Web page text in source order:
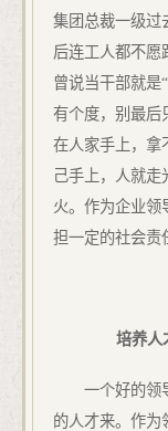
集团总裁一级过
后连工人都不愿
曾说当干部就是
有个度，别最后
在人家手上，拿
己手上，人就走
火。作为企业领
担一定的社会责
培养人
一个好的领
的人才来。作为